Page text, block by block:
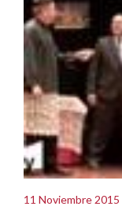
11 Noviembre 2015